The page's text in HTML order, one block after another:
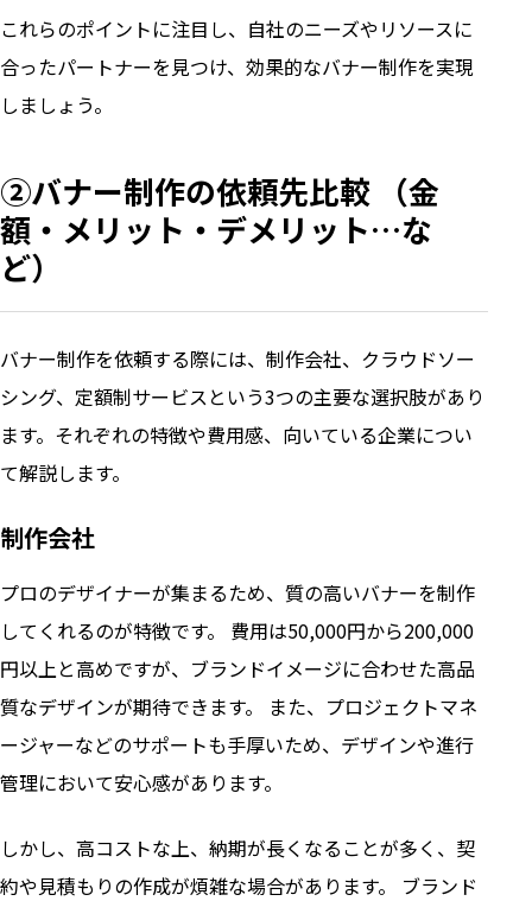
これらのポイントに注目し、自社のニーズやリソースに
合ったパートナーを見つけ、効果的なバナー制作を実現
しましょう。
②バナー制作の依頼先比較 （金
額・メリット・デメリット…な
ど）
バナー制作を依頼する際には、制作会社、クラウドソー
シング、定額制サービスという3つの主要な選択肢があり
ます。それぞれの特徴や費用感、向いている企業につい
て解説します。
制作会社
プロのデザイナーが集まるため、質の高いバナーを制作
してくれるのが特徴です。 費用は50,000円から200,000
円以上と高めですが、ブランドイメージに合わせた高品
質なデザインが期待できます。 また、プロジェクトマネ
ージャーなどのサポートも手厚いため、デザインや進行
管理において安心感があります。
しかし、高コストな上、納期が長くなることが多く、契
約や見積もりの作成が煩雑な場合があります。 ブランド